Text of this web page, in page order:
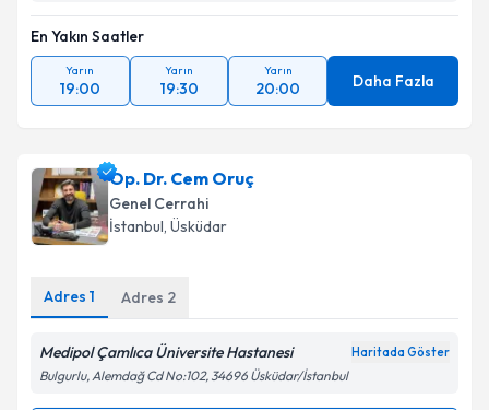
En Yakın Saatler
Yarın
19:00
Yarın
19:30
Yarın
20:00 Daha Fazla
Op. Dr. Cem Oruç
Genel Cerrahi
İstanbul, Üsküdar
Adres 1 Adres 2
Medipol Çamlıca Üniversite Hastanesi Haritada Göster
Bulgurlu, Alemdağ Cd No:102, 34696 Üsküdar/İstanbul